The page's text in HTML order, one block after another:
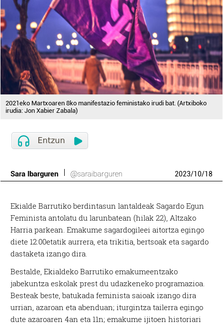
2021eko Martxoaren 8ko manifestazio feministako irudi bat. (Artxiboko
irudia: Jon Xabier Zabala)
Sara Ibarguren @saraibarguren 2023/10/18
Ekialde Barrutiko berdintasun lantaldeak Sagardo Egun
Feminista antolatu du larunbatean (hilak 22), Altzako
Harria parkean. Emakume sagardogileei aitortza egingo
diete 12:00etatik aurrera, eta trikitia, bertsoak eta sagardo
dastaketa izango dira.
Bestalde, Ekialdeko Barrutiko emakumeentzako
jabekuntza eskolak prest du udazkeneko programazioa.
Besteak beste, batukada feminista saioak izango dira
urrian, azaroan eta abenduan; iturgintza tailerra egingo
dute azaroaren 4an eta 11n; emakume ijitoen historiari